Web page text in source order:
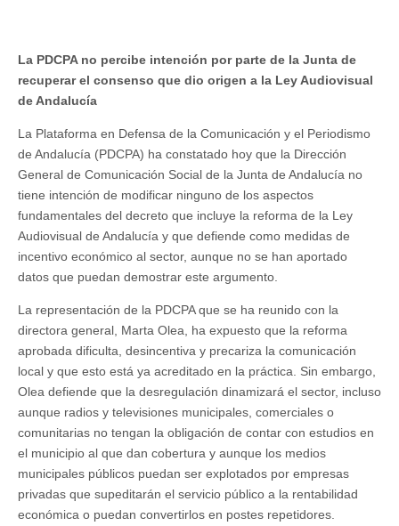
intención
de
Junta
Andalucía
de
liberalizar
el
sector
la
comunicación
en
Andalucía
pesar
del
recurso
de
inconstitucionalidad
y
el
del
sector
La PDCPA no percibe intención por parte de la Junta de
recuperar el consenso que dio origen a la Ley Audiovisual
de Andalucía
La Plataforma en Defensa de la Comunicación y el Periodismo
de Andalucía (PDCPA) ha constatado hoy que la Dirección
General de Comunicación Social de la Junta de Andalucía no
tiene intención de modificar ninguno de los aspectos
fundamentales del decreto que incluye la reforma de la Ley
Audiovisual de Andalucía y que defiende como medidas de
incentivo económico al sector, aunque no se han aportado
datos que puedan demostrar este argumento.
La representación de la PDCPA que se ha reunido con la
directora general, Marta Olea, ha expuesto que la reforma
aprobada dificulta, desincentiva y precariza la comunicación
local y que esto está ya acreditado en la práctica. Sin embargo,
Olea defiende que la desregulación dinamizará el sector, incluso
aunque radios y televisiones municipales, comerciales o
comunitarias no tengan la obligación de contar con estudios en
el municipio al que dan cobertura y aunque los medios
municipales públicos puedan ser explotados por empresas
privadas que supeditarán el servicio público a la rentabilidad
económica o puedan convertirlos en postes repetidores.